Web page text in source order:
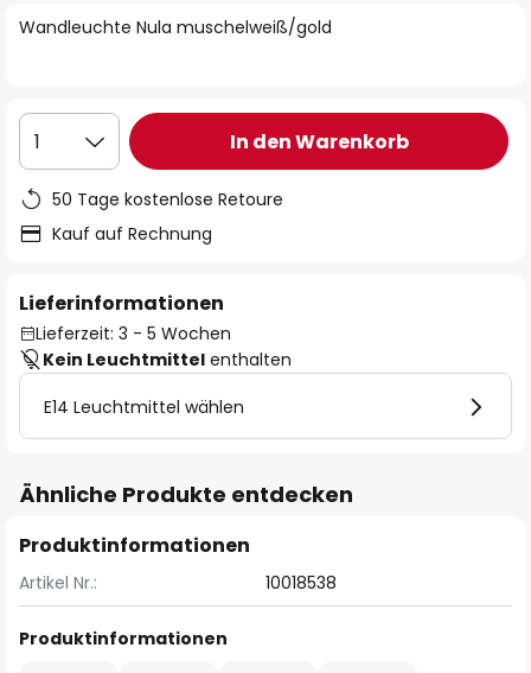
Wandleuchte Nula muschelweiß/gold
1 In den Warenkorb
50 Tage kostenlose Retoure
Kauf auf Rechnung
Lieferinformationen
Lieferzeit: 3 - 5 Wochen
Kein Leuchtmittel enthalten
E14 Leuchtmittel wählen
Ähnliche Produkte entdecken
Produktinformationen
Artikel Nr.: 10018538
Produktinformationen